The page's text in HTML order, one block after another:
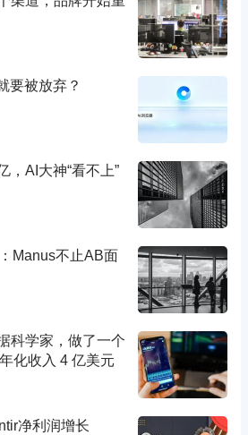
要被放弃？
，AI大神“看不上”
Manus不止AB面
科学家，做了一个
化收入 4 亿美元
净利润增长